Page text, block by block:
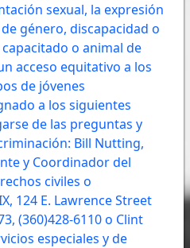
sexual, la expresión
género, discapacidad o
o animal de
acceso equitativo a los
de jóvenes
a los siguientes
de las preguntas y
Bill Nutting,
y Coordinador del
civiles o
124 E. Lawrence Street
(360)428-6110 o Clint
especiales y de